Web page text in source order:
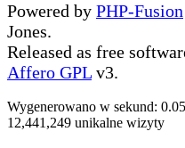
Powered by PHP-Fusion
Jones.
Released as free
Affero GPL v3.
Wygenerowano w sekund: 0.05
12,441,249 unikalne wizyty